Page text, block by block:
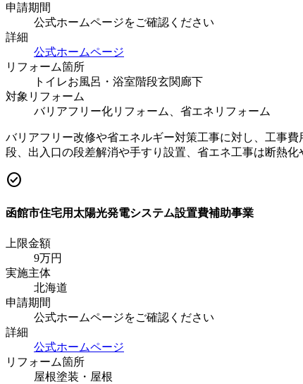
申請期間
公式ホームページをご確認ください
詳細
公式ホームページ
リフォーム箇所
トイレお風呂・浴室階段玄関廊下
対象リフォーム
バリアフリー化リフォーム、省エネリフォーム
バリアフリー改修や省エネルギー対策工事に対し、工事
段、出入口の段差解消や手すり設置、省エネ工事は断熱
check_circle
函館市住宅用太陽光発電システム設置費補助事業
上限金額
9万円
実施主体
北海道
申請期間
公式ホームページをご確認ください
詳細
公式ホームページ
リフォーム箇所
屋根塗装・屋根